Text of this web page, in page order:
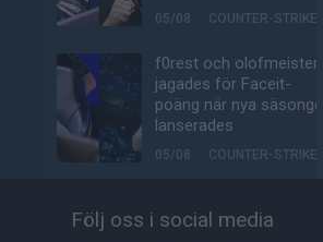
05/08 COUNTER-STRIKE
f0rest och olofmeister
jagades för Faceit-
poäng när nya säsongen
lanserades
05/08 COUNTER-STRIKE
17 på världsrankingen
Följ oss i social media